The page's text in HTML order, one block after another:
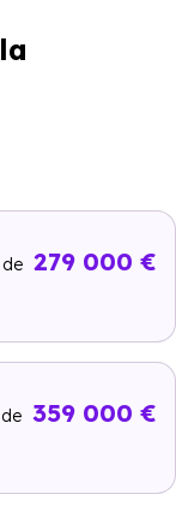
279 000 €
359 000 €